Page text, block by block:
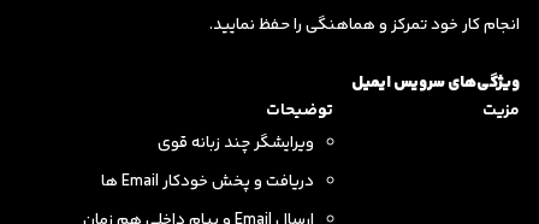
انجام کار خود تمرکز و هماهنگی را حفظ نمایید.
ویژگی‌های سرویس ایمیل
مزیت
توضیحات
ویرایشگر چند زبانه قوی
دریافت و پخش خودکار Email ها